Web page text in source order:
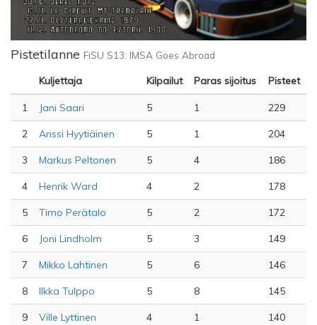
Pistetilanne FiSU S13: IMSA Goes Abroad
Kuljettaja Kilpailut Paras sijoitus Pisteet
1 Jani Saari 5 1 229
2 Anssi Hyytiäinen 5 1 204
3 Markus Peltonen 5 4 186
4 Henrik Ward 4 2 178
5 Timo Perätalo 5 2 172
6 Joni Lindholm 5 3 149
7 Mikko Lahtinen 5 6 146
8 Ilkka Tulppo 5 8 145
9 Ville Lyttinen 4 1 140